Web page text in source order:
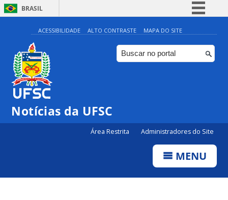
BRASIL
Simplifique!
Comunica BR
Participe
ACESSIBILIDADE ALTO CONTRASTE MAPA DO SITE
Notícias da UFSC
Área Restrita Administradores do Site
MENU